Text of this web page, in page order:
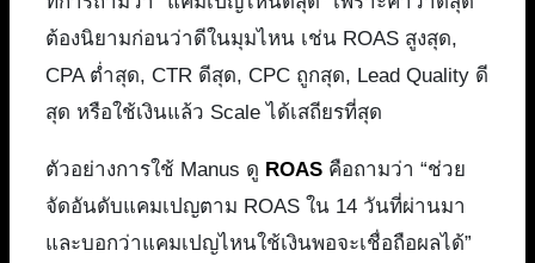
ต้องนิยามก่อนว่าดีในมุมไหน เช่น ROAS สูงสุด,
CPA ต่ำสุด, CTR ดีสุด, CPC ถูกสุด, Lead Quality ดี
สุด หรือใช้เงินแล้ว Scale ได้เสถียรที่สุด
ตัวอย่างการใช้ Manus ดู ROAS คือถามว่า “ช่วย
จัดอันดับแคมเปญตาม ROAS ใน 14 วันที่ผ่านมา
และบอกว่าแคมเปญไหนใช้เงินพอจะเชื่อถือผลได้”